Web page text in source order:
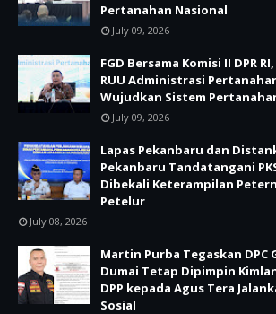
Pertanahan Nasional
July 09, 2026
FGD Bersama Komisi II DPR
RUU Administrasi
Wujudkan Sistem
July 09, 2026
Lapas Pekanbaru dan
Pekanbaru Tandatangani
Dibekali Keterampilan
Petelur
July 08, 2026
Martin Purba Tegaskan DPC
Dumai Tetap Dipimpin
DPP kepada Agus Tera
Sosial